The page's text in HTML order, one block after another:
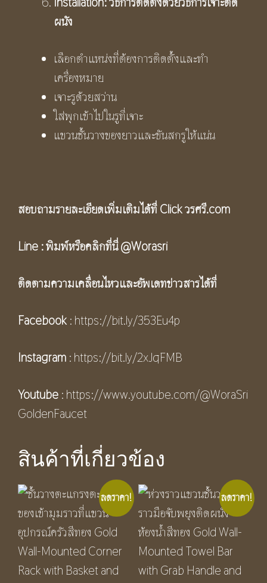
ผนัง
เลือกตำแหน่งที่ต้องการติดตั้งและทำ
เครื่องหมาย
เจาะรูด้วยสว่าน
ใส่พุกเข้าไปในรูที่เจาะ
แขวนชั้นวางของยาวและขันสกรูให้แน่น
สอบถามรายละเอียดเพิ่มเติมได้ที่ Clickวรศรี.com
Line :พิมพ์หรือคลิกที่นี่@Worasri
ติดตามความเคลื่อนไหวและอัพเดทข่าวสารได้ที่
Facebook : https://bit.ly/353Eu4p
Instagram : https://bit.ly/2xJqFMB
Youtube : https://www.youtube.com/@WoraSri
GoldenFaucet
สินค้าที่เกี่ยวข้อง
ลดราคา! ลดราคา!